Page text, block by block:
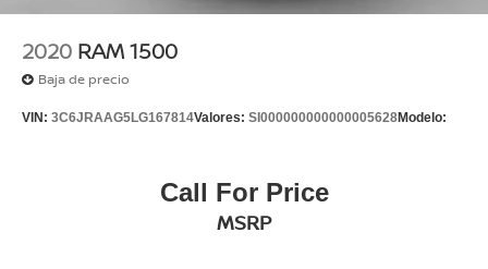
2020 RAM 1500
Baja de precio
VIN: 3C6JRAAG5LG167814Valores: SI000000000000005628Modelo:
Call For Price
MSRP